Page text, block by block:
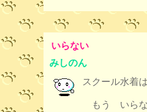
いらない
みしのん
スクール水着は
もう いらな